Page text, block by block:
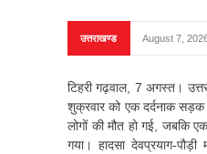
उत्तराखण्ड August 7,
टिहरी गढ़वाल, 7 अगस्त।
शुक्रवार को एक दर्दनाक सड़क
लोगों की मौत हो गई, जबकि
गया। हादसा देवप्रयाग-